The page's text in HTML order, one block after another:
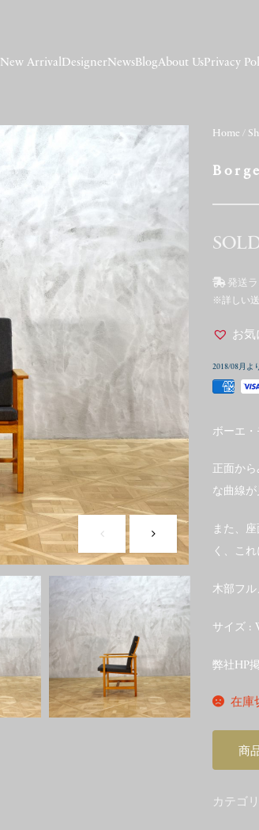
New Arrival DesignerNewsBlogAbout UsPrivacy
Home /
発送ラ
※詳しい
お気
2018/08月よ
ボーエ
正面か
な曲線
また、
く、こ
木部フル
サイズ :
弊社HP
在庫
商
カテゴ